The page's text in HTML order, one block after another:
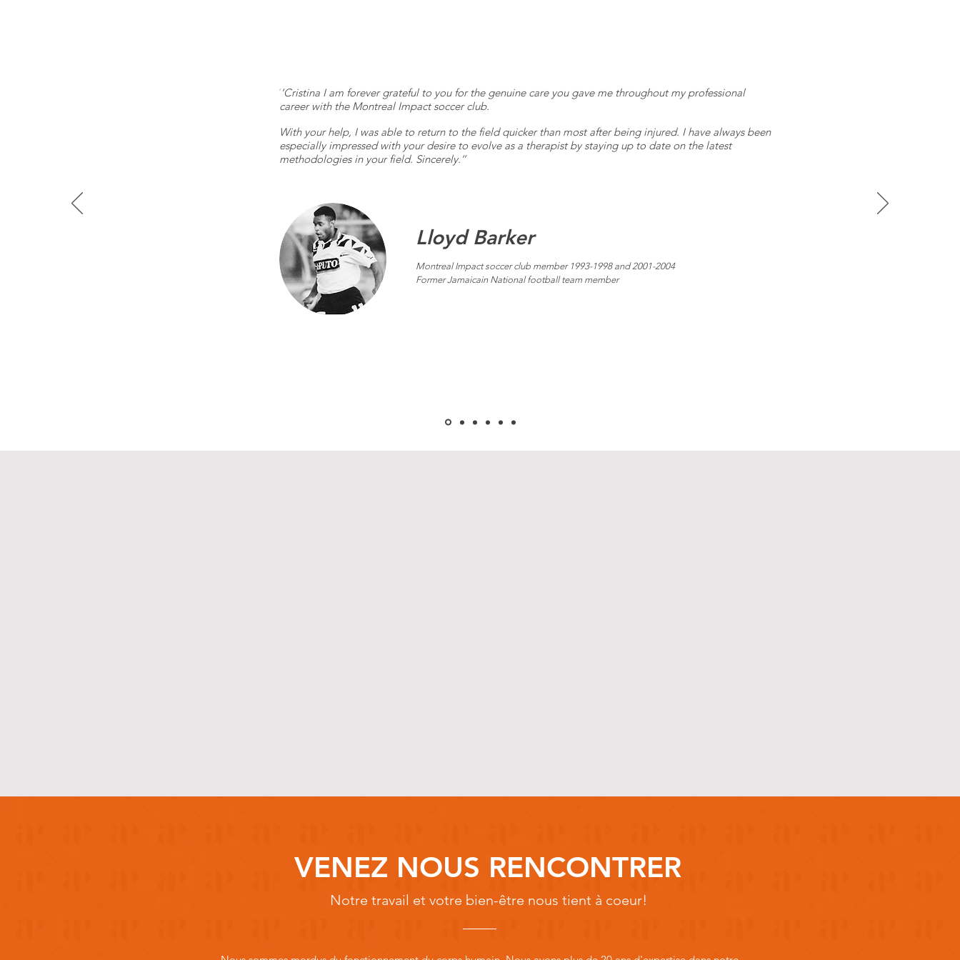
‘’Cristina I am forever grateful to you for the genuine care you gave me throughout my professional
career with the Montreal Impact soccer club.
With your help, I was able to return to the field quicker than most after being injured. I have always been
especially impressed with your desire to evolve as a therapist by staying up to date on the latest
methodologies in your field. Sincerely.’’
Lloyd Barker
Montreal Impact soccer club member 1993-1998 and 2001-2004
Former Jamaicain National football team member
VENEZ NOUS RENCONTRER
Notre travail et votre bien-être nous tient à coeur!